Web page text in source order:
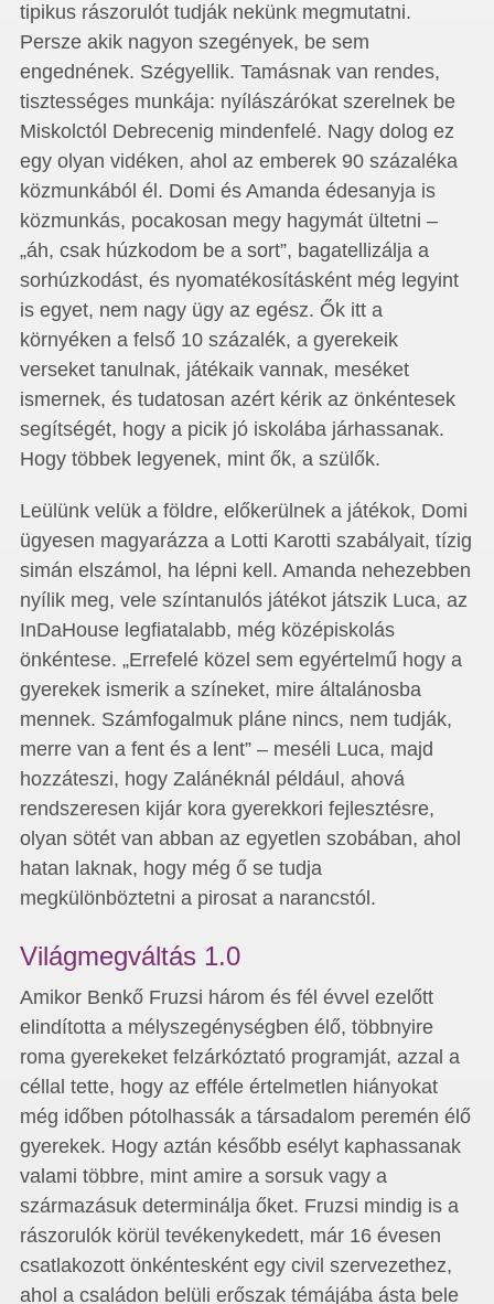
tipikus rászorulót tudják nekünk megmutatni.
Persze akik nagyon szegények, be sem
engednének. Szégyellik. Tamásnak van rendes,
tisztességes munkája: nyílászárókat szerelnek be
Miskolctól Debrecenig mindenfelé. Nagy dolog ez
egy olyan vidéken, ahol az emberek 90 százaléka
közmunkából él. Domi és Amanda édesanyja is
közmunkás, pocakosan megy hagymát ültetni –
„áh, csak húzkodom be a sort”, bagatellizálja a
sorhúzkodást, és nyomatékosításként még legyint
is egyet, nem nagy ügy az egész. Ők itt a
környéken a felső 10 százalék, a gyerekeik
verseket tanulnak, játékaik vannak, meséket
ismernek, és tudatosan azért kérik az önkéntesek
segítségét, hogy a picik jó iskolába járhassanak.
Hogy többek legyenek, mint ők, a szülők.
Leülünk velük a földre, előkerülnek a játékok, Domi
ügyesen magyarázza a Lotti Karotti szabályait, tízig
simán elszámol, ha lépni kell. Amanda nehezebben
nyílik meg, vele színtanulós játékot játszik Luca, az
InDaHouse legfiatalabb, még középiskolás
önkéntese. „Errefelé közel sem egyértelmű hogy a
gyerekek ismerik a színeket, mire általánosba
mennek. Számfogalmuk pláne nincs, nem tudják,
merre van a fent és a lent” – meséli Luca, majd
hozzáteszi, hogy Zalánéknál például, ahová
rendszeresen kijár kora gyerekkori fejlesztésre,
olyan sötét van abban az egyetlen szobában, ahol
hatan laknak, hogy még ő se tudja
megkülönböztetni a pirosat a narancstól.
Világmegváltás 1.0
Amikor Benkő Fruzsi három és fél évvel ezelőtt
elindította a mélyszegénységben élő, többnyire
roma gyerekeket felzárkóztató programját, azzal a
céllal tette, hogy az efféle értelmetlen hiányokat
még időben pótolhassák a társadalom peremén élő
gyerekek. Hogy aztán később esélyt kaphassanak
valami többre, mint amire a sorsuk vagy a
származásuk determinálja őket. Fruzsi mindig is a
rászorulók körül tevékenykedett, már 16 évesen
csatlakozott önkéntesként egy civil szervezethez,
ahol a családon belüli erőszak témájába ásta bele